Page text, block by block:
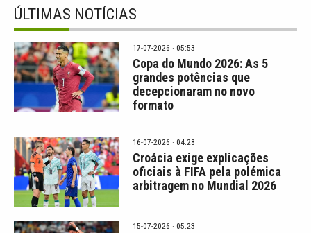
ÚLTIMAS NOTÍCIAS
17-07-2026 · 05:53
Copa do Mundo 2026: As 5
grandes potências que
decepcionaram no novo
formato
16-07-2026 · 04:28
Croácia exige explicações
oficiais à FIFA pela polémica
arbitragem no Mundial 2026
15-07-2026 · 05:23